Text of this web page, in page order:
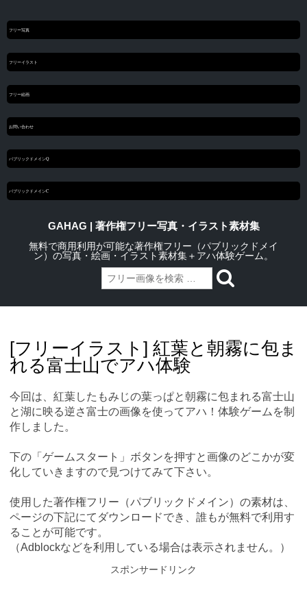
フリー写真
フリーイラスト
フリー絵画
お問い合わせ
パブリックドメインQ
パブリックドメインC
GAHAG | 著作権フリー写真・イラスト素材集
無料で商用利用が可能な著作権フリー（パブリックドメイ
ン）の写真・絵画・イラスト素材集＋アハ体験ゲーム。
content[フリーイラスト] 紅葉と朝霧に包ま
れる富士山でアハ体験
今回は、紅葉したもみじの葉っぱと朝霧に包まれる富士山
と湖に映る逆さ富士の画像を使ってアハ！体験ゲームを制
作しました。
下の「ゲームスタート」ボタンを押すと画像のどこかが変
化していきますので見つけてみて下さい。
使用した著作権フリー（パブリックドメイン）の素材は、
ページの下記にてダウンロードでき、誰もが無料で利用す
ることが可能です。
（Adblockなどを利用している場合は表示されません。）
スポンサードリンク